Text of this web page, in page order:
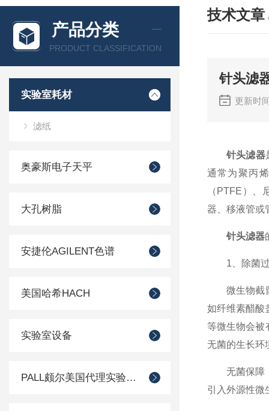
产品分类
PRODUCT CLASSIFICATION
实验室耗材
滤纸
奥豪斯电子天平
大孔树脂
安捷伦AGILENT色谱
美国哈希HACH
实验室设备
PALL颇尔美国代理实验室过滤产品
技术文章
针头滤
更新时
针头滤器
通常为聚丙
（PTFE）
器、移液管或
针头滤器
1、除菌
微生物截留
如纤维素醋酸
等微生物会被
无菌的生长环
无菌保障：
引入外源性微